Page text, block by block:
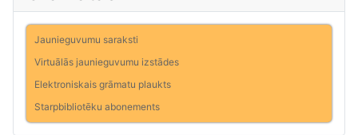
Jaunieguvumu saraksti
Virtuālās jaunieguvumu izstādes
Elektroniskais grāmatu plaukts
Starpbibliotēku abonements